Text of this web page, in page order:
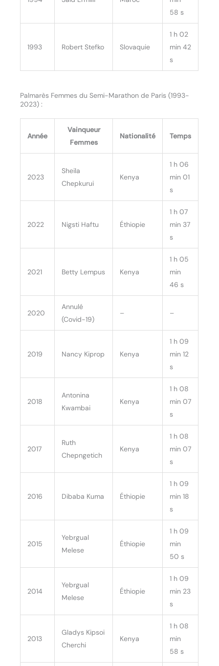
58 s
1993 Robert Stefko Slovaquie
1 h 02
min 42
s
Palmarès Femmes du Semi-Marathon de Paris (1993-
2023) :
Année
Vainqueur
Femmes
Nationalité Temps
2023
Sheila
Chepkurui
Kenya
1 h 06
min 01
s
2022 Nigsti Haftu Éthiopie
1 h 07
min 37
s
2021 Betty Lempus Kenya
1 h 05
min
46 s
2020
Annulé
(Covid-19)
– –
2019 Nancy Kiprop Kenya
1 h 09
min 12
s
2018
Antonina
Kwambai
Kenya
1 h 08
min 07
s
2017
Ruth
Chepngetich
Kenya
1 h 08
min 07
s
2016 Dibaba Kuma Éthiopie
1 h 09
min 18
s
2015
Yebrgual
Melese
Éthiopie
1 h 09
min
50 s
2014
Yebrgual
Melese
Éthiopie
1 h 09
min 23
s
2013
Gladys Kipsoi
Cherchi
Kenya
1 h 08
min
58 s